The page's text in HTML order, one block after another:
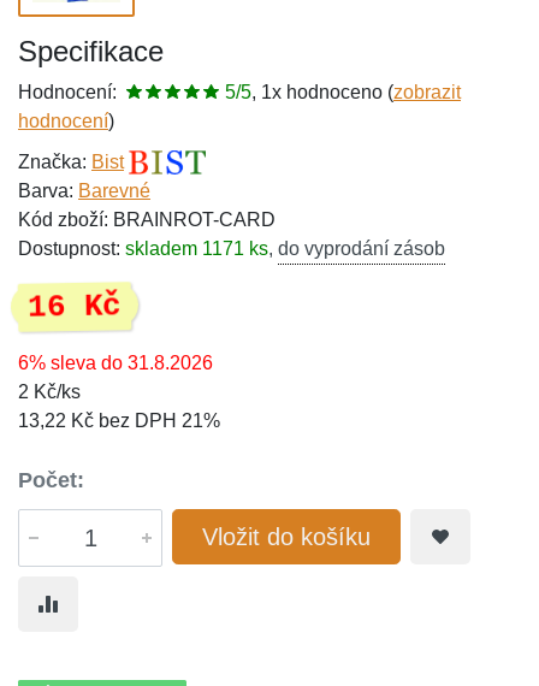
Specifikace
Hodnocení: 5/5, 1x hodnoceno (zobrazit
hodnocení)
Značka: Bist
Barva: Barevné
Kód zboží: BRAINROT-CARD
Dostupnost: skladem 1171 ks, do vyprodání zásob
16 Kč
6% sleva do 31.8.2026
2 Kč/ks
13,22 Kč bez DPH 21%
Počet:
Vložit do košíku